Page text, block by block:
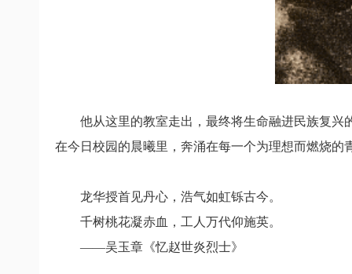
他从这里的教室走出，最终将生命融进民族复
在今日校园的晨曦里，奔涌在每一个为理想而燃烧的
龙华授首见丹心，浩气如虹铄古今。
千树桃花凝赤血，工人万代仰施英。
——吴玉章《忆赵世炎烈士》